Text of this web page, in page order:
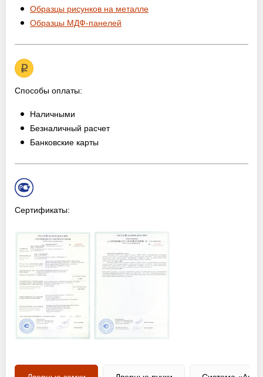
Образцы рисунков на металле
Образцы МДФ-панелей
Способы оплаты:
Наличными
Безналичный расчет
Банковские карты
Сертификаты: